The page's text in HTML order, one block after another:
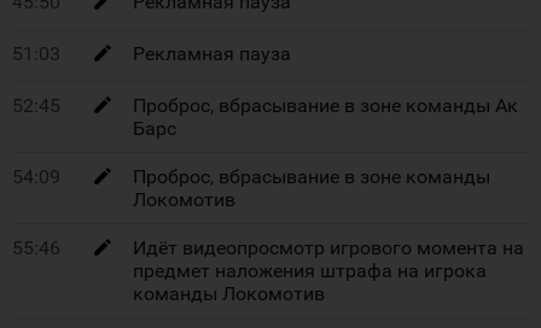
51:03 Рекламная пауза
52:45
Проброс, вбрасывание в зоне команды Ак
Барс
54:09
Проброс, вбрасывание в зоне команды
Локомотив
55:46
Идёт видеопросмотр игрового момента на
предмет наложения штрафа на игрока
команды Локомотив